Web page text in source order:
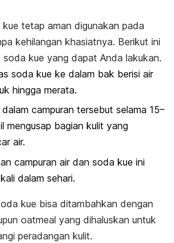
tetap aman digunakan pada
kehilangan khasiatnya. Berikut ini
kue yang dapat Anda lakukan.
soda kue ke dalam bak berisi air
hingga merata.
campuran tersebut selama 15–
mengusap bagian kulit yang
air.
campuran air dan soda kue ini
dalam sehari.
kue bisa ditambahkan dengan
oatmeal yang dihaluskan untuk
peradangan kulit.